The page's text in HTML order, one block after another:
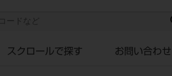
スクロールで探す お問い合わせ